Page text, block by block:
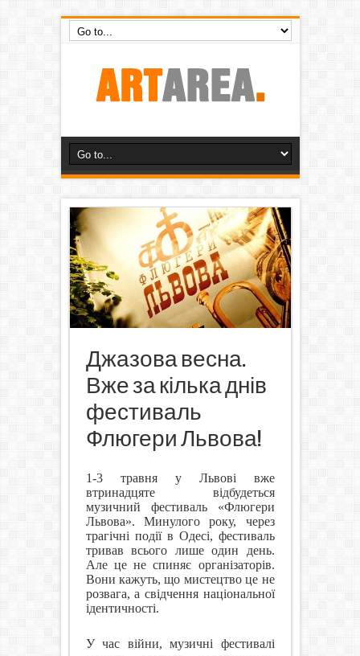
Джазова весна.
Вже за кілька днів
фестиваль
Флюгери Львова!
1-3 травня у Львові вже
втринадцяте відбудеться
музичний фестиваль «Флюгери
Львова». Минулого року, через
трагічні події в Одесі, фестиваль
тривав всього лише один день.
Але це не спиняє організаторів.
Вони кажуть, що мистецтво це не
розвага, а свідчення національної
ідентичності.
У час війни, музичні фестивалі